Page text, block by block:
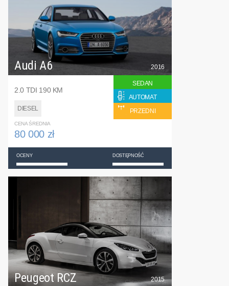
Audi A6
2.0 TDI 190 KM
DIESEL
2016
SEDAN
AUTOMAT
PRZEDNI
CENA ŚREDNIA
80 000 zł
OCENY DOSTĘPNOŚĆ
Peugeot RCZ 2015